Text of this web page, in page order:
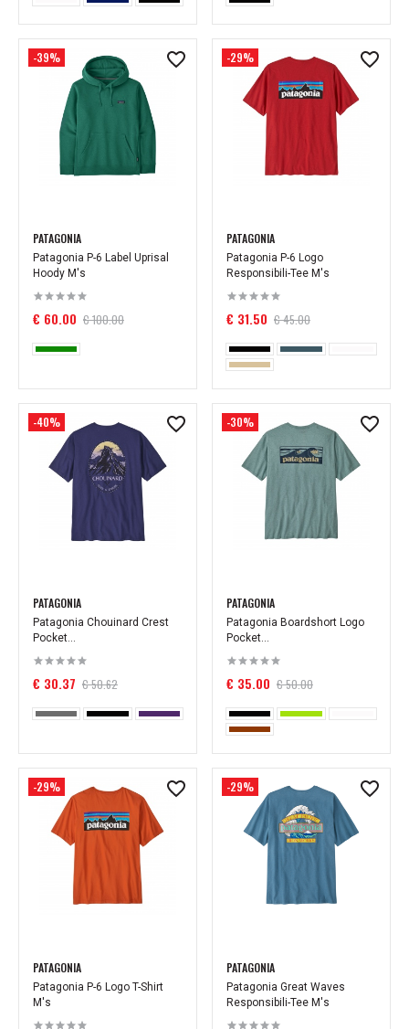
-39%
PATAGONIA
Patagonia P-6 Label Uprisal
Hoody M's
€ 60.00 € 100.00
-29%
PATAGONIA
Patagonia P-6 Logo
Responsibili-Tee M's
€ 31.50 € 45.00
-40%
PATAGONIA
Patagonia Chouinard Crest
Pocket...
€ 30.37 € 50.62
-30%
PATAGONIA
Patagonia Boardshort Logo
Pocket...
€ 35.00 € 50.00
-29%
PATAGONIA
Patagonia P-6 Logo T-Shirt
M's
-29%
PATAGONIA
Patagonia Great Waves
Responsibili-Tee M's